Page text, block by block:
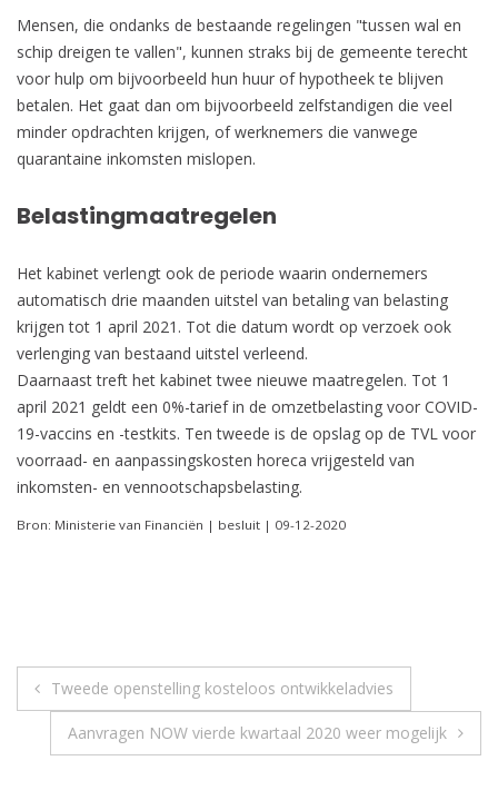
Mensen, die ondanks de bestaande regelingen "tussen wal en
schip dreigen te vallen", kunnen straks bij de gemeente terecht
voor hulp om bijvoorbeeld hun huur of hypotheek te blijven
betalen. Het gaat dan om bijvoorbeeld zelfstandigen die veel
minder opdrachten krijgen, of werknemers die vanwege
quarantaine inkomsten mislopen.
Belastingmaatregelen
Het kabinet verlengt ook de periode waarin ondernemers
automatisch drie maanden uitstel van betaling van belasting
krijgen tot 1 april 2021. Tot die datum wordt op verzoek ook
verlenging van bestaand uitstel verleend.
Daarnaast treft het kabinet twee nieuwe maatregelen. Tot 1
april 2021 geldt een 0%-tarief in de omzetbelasting voor COVID-
19-vaccins en -testkits. Ten tweede is de opslag op de TVL voor
voorraad- en aanpassingskosten horeca vrijgesteld van
inkomsten- en vennootschapsbelasting.
Bron: Ministerie van Financiën | besluit | 09-12-2020
Berichtnavigatie
Tweede openstelling kosteloos ontwikkeladvies
Aanvragen NOW vierde kwartaal 2020 weer mogelijk